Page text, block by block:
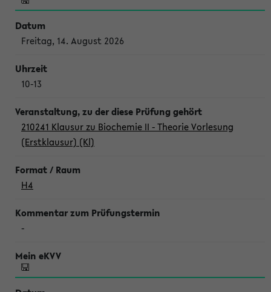
Freitag, 14. August 2026
10-13
210241 Klausur zu Biochemie II - Theorie Vorlesung
(Erstklausur) (Kl)
H4
-